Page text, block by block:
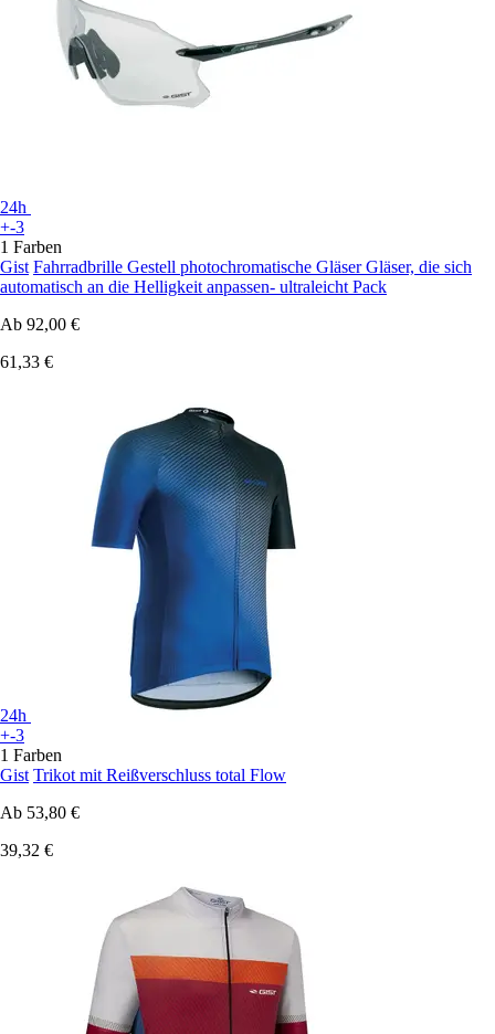
24h
+-3
1 Farben
Gist Fahrradbrille Gestell photochromatische Gläser Gläser, die sich
automatisch an die Helligkeit anpassen- ultraleicht Pack
Ab 92,00 €
61,33 €
24h
+-3
1 Farben
Gist Trikot mit Reißverschluss total Flow
Ab 53,80 €
39,32 €